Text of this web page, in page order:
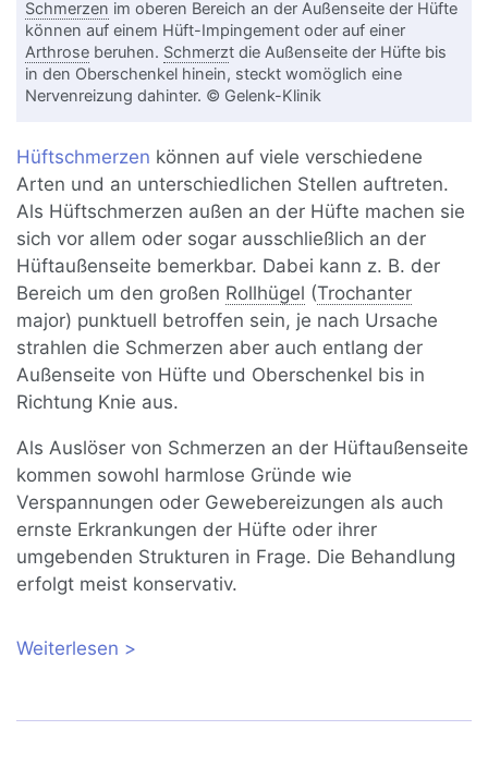
Schmerzen im oberen Bereich an der Außenseite der Hüfte
können auf einem Hüft-Impingement oder auf einer
Arthrose beruhen. Schmerzt die Außenseite der Hüfte bis
in den Oberschenkel hinein, steckt womöglich eine
Nervenreizung dahinter. © Gelenk-Klinik
Hüftschmerzen können auf viele verschiedene
Arten und an unterschiedlichen Stellen auftreten.
Als Hüftschmerzen außen an der Hüfte machen sie
sich vor allem oder sogar ausschließlich an der
Hüftaußenseite bemerkbar. Dabei kann z. B. der
Bereich um den großen Rollhügel (Trochanter
major) punktuell betroffen sein, je nach Ursache
strahlen die Schmerzen aber auch entlang der
Außenseite von Hüfte und Oberschenkel bis in
Richtung Knie aus.
Als Auslöser von Schmerzen an der Hüftaußenseite
kommen sowohl harmlose Gründe wie
Verspannungen oder Gewebereizungen als auch
ernste Erkrankungen der Hüfte oder ihrer
umgebenden Strukturen in Frage. Die Behandlung
erfolgt meist konservativ.
Weiterlesen über Hüftschmerzen außen: Ursachen,